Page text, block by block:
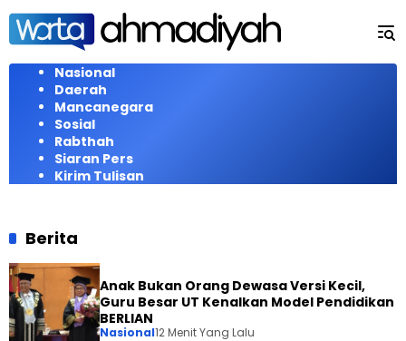
Langsung
konten
Nasional
Daerah
Mancanegara
Sosial
Rabthah
Siaran Pers
Kirim Tulisan
Berita
Anak Bukan Orang Dewasa Versi Kecil,
Guru Besar UT Kenalkan Model Pendidikan
BERLIAN
Nasional12 Menit Yang Lalu